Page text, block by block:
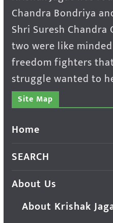
Chandra Bondriya
Shri Suresh Chandra
two were like
freedom fighters
struggle wanted to
Site Map
Home
SEARCH
About Us
About Krishak